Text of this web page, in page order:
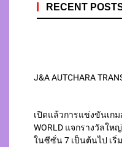
RECENT
J&A AUTCHARA
เปิดแล้วการแข่งขันเก
WORLD แจกรางวัลใ
ในซีซั่น 7 เป็นต้นไป เริ่